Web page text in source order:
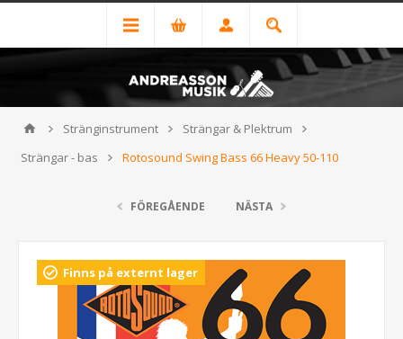
Stränginstrument
Strängar & Plektrum
Strängar - bas
Rotosound Swing Bass 66 Heavy 50-110
FÖREGÅENDE NÄSTA
Finns på externt lager